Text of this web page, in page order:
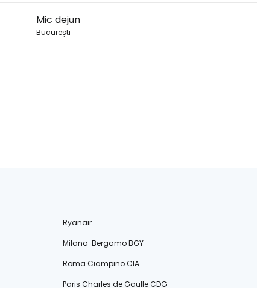
Mic dejun
București
Ryanair
Milano-Bergamo BGY
Roma Ciampino CIA
Paris Charles de Gaulle CDG